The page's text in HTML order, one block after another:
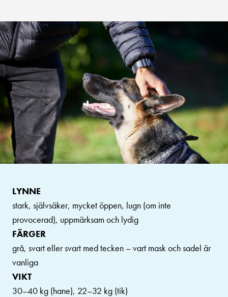
LYNNE
stark, självsäker, mycket öppen, lugn (om inte
provocerad), uppmärksam och lydig
FÄRGER
grå, svart eller svart med tecken – vart mask och sadel är
vanliga
VIKT
30–40 kg (hane), 22–32 kg (tik)